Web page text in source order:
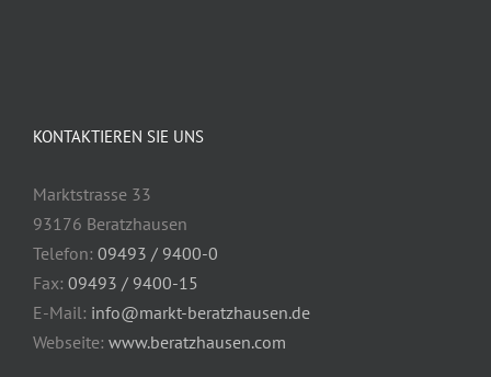
KONTAKTIEREN SIE UNS
Marktstrasse 33
93176 Beratzhausen
Telefon: 09493 / 9400-0
Fax: 09493 / 9400-15
E-Mail: info@markt-beratzhausen.de
Webseite: www.beratzhausen.com